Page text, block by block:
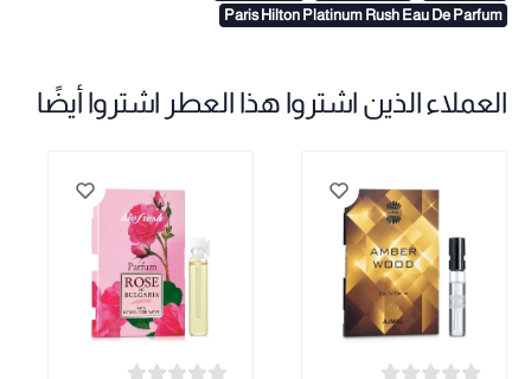
Paris Hilton Platinum Rush Eau De Parfum
العملاء الذين اشتروا هذا العطر اشتروا أيضًا